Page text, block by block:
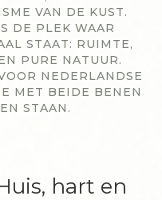
VAN DE KUST.
DE PLEK WAAR
STAAT: RUIMTE,
PURE NATUUR.
NEDERLANDSE
MET BEIDE BENEN
STAAN.
hart en